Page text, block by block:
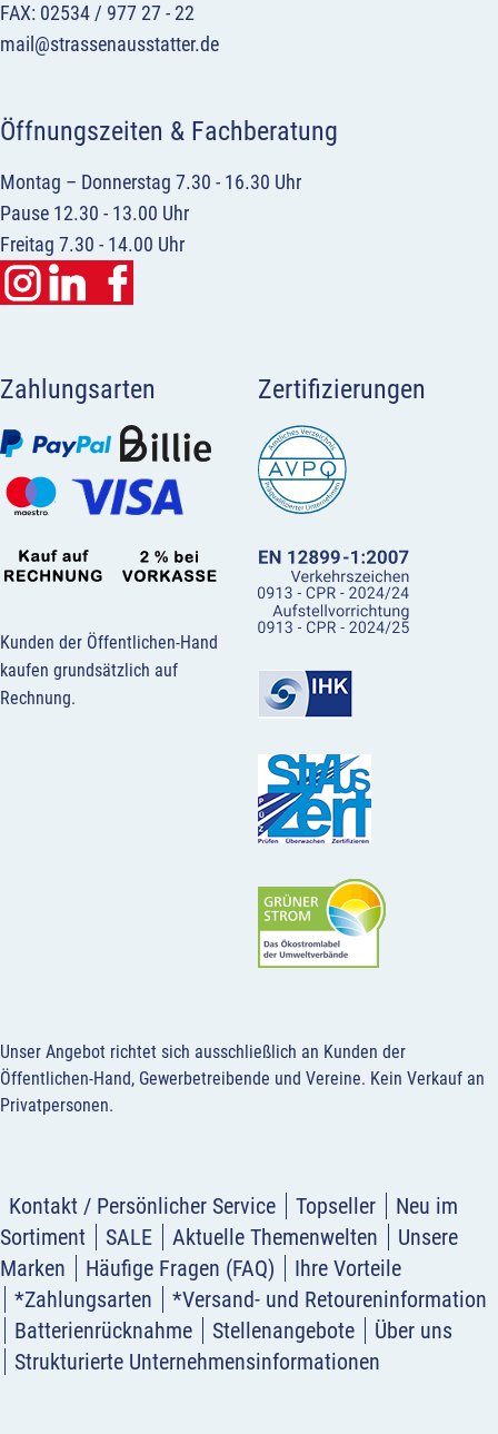
FAX: 02534 / 977 27 - 22
mail@strassenausstatter.de
Öffnungszeiten & Fachberatung
Montag – Donnerstag 7.30 - 16.30 Uhr
Pause 12.30 - 13.00 Uhr
Freitag 7.30 - 14.00 Uhr
Zahlungsarten
Kunden der Öffentlichen-Hand
kaufen grundsätzlich auf
Rechnung.
Zertifizierungen
Unser Angebot richtet sich ausschließlich an Kunden der
Öffentlichen-Hand, Gewerbetreibende und Vereine. Kein Verkauf an
Privatpersonen.
Kontakt / Persönlicher Service Topseller
Neu im
Sortiment
SALE Aktuelle Themenwelten
Unsere
Marken
Häufige Fragen (FAQ)
Ihre Vorteile
*Zahlungsarten
*Versand- und Retoureninformation
Batterienrücknahme
Stellenangebote
Über uns
Strukturierte Unternehmensinformationen